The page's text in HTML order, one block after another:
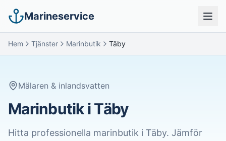
Marineservice
Hem Tjänster Marinbutik Täby
Mälaren & inlandsvatten
Marinbutik i Täby
Hitta professionella marinbutik i Täby. Jämför